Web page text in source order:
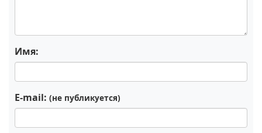
Имя:
E-mail: (не публикуется)